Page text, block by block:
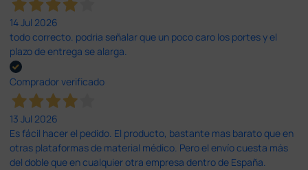
14 Jul 2026
todo correcto. podria señalar que un poco caro los portes y el
plazo de entrega se alarga.
Comprador verificado
13 Jul 2026
Es fácil hacer el pedido. El producto, bastante mas barato que en
otras plataformas de material médico. Pero el envío cuesta más
del doble que en cualquier otra empresa dentro de España.